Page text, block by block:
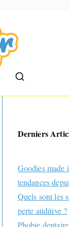
Derniers
Goodies made
tendances
Quels sont les
perte auditive ?
Phobie